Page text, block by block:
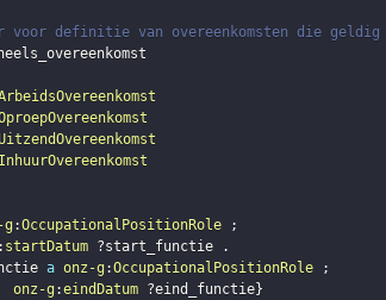
definitie van overeenkomsten die geldig
InhuurOvereenkomst
g :OccupationalPositionRole
;
: startDatum ?start_functie
.
a onz-g :OccupationalPositionRole
;
onz-g :eindDatum ?eind_functie}